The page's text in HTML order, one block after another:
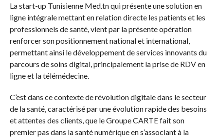
La start-up Tunisienne Med.tn qui présente une solution en
ligne intégrale mettant en relation directe les patients et les
professionnels de santé, vient par la présente opération
renforcer son positionnement national et international,
permettant ainsi le développement de services innovants du
parcours de soins digital, principalement la prise de RDV en
ligne et la télémédecine.
C’est dans ce contexte de révolution digitale dans le secteur
de la santé, caractérisé par une évolution rapide des besoins
et attentes des clients, que le Groupe CARTE fait son
premier pas dans la santé numérique en s’associant à la